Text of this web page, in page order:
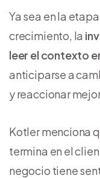
Ya sea en la
crecimiento, la
leer el contexto
anticiparse a
y reaccionar
Kotler menciona
termina en el
negocio tiene